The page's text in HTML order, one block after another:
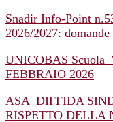
Snadir Info-Point
2026/2027:
UNICOBAS
FEBBRAIO 2026
ASA_DIFFIDA
RISPETTO DELLA